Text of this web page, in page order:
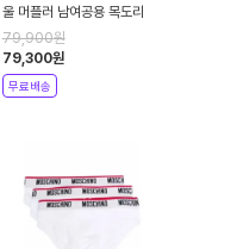
울 머플러 남여공용 목도리
79,900원
79,300원
무료배송